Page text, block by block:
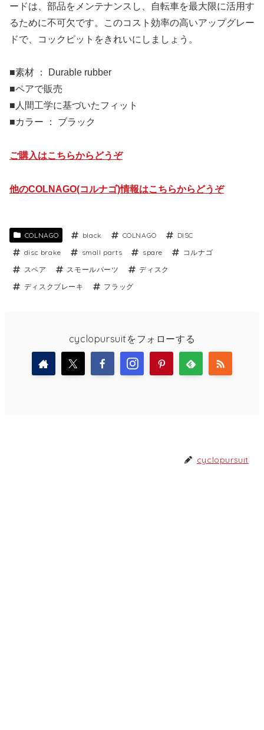
ードは、部品をメンテナンスし、自転車を最大限に活用す
るために不可欠です。このコスト効率の高いアップグレー
ドで、コックピットをきれいにしましょう。
■素材 ： Durable rubber
■ペアで販売
■人間工学に基づいたフィット
■カラー ： ブラック
ご購入はこちらからどうぞ
他のCOLNAGO(コルナゴ)情報はこちらからどうぞ
COLNAGO black COLNAGO
DISC
disc brake
small parts spare
コルナゴ
スペア
スモールパーツ
ディスク
ディスクブレーキ
フラッグ
cyclopursuitをフォローする
cyclopursuit